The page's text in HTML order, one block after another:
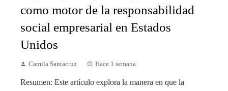
como motor de la responsabilidad
social empresarial en Estados
Unidos
Camila Santacruz Hace 1 semana
Resumen: Este artículo explora la manera en que la